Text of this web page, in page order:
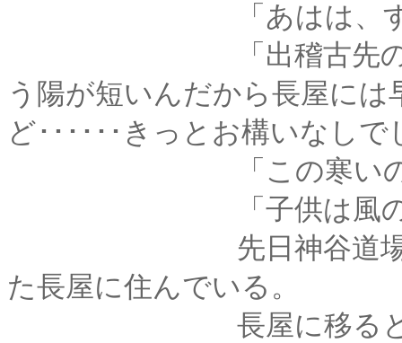
「あはは、すまな
「出稽古先の子達と
う陽が短いんだから長屋に
ど･･････きっとお構いなしで
「この寒いのに、
「子供は風の子
先日神谷道場を出た
た長屋に住んでいる。
長屋に移ると宣言し